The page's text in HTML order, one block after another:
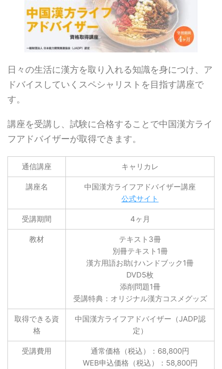
日々の生活に漢方を取り入れる知識を身につけ、ア
ドバイスしていくスペシャリストを目指す講座で
す。
講座を受講し、試験に合格することで中国漢方ライ
フアドバイザーが取得できます。
通信講座 キャリカレ
講座名
中国漢方ライフアドバイザー講座
公式サイト
受講期間 4ヶ月
教材
テキスト3冊
別冊テキスト1冊
漢方用語お助けハンドブック1冊
DVD5枚
添削問題1冊
受講特典：オリジナル漢方コスメグッズ
取得できる資
格
中国漢方ライフアドバイザー（JADP認
定）
受講費用
通常価格（税込）：68,800円
WEB申込価格（税込）：58,800円